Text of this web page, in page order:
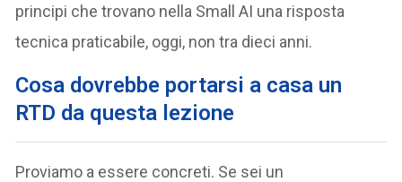
principi che trovano nella Small AI una risposta
tecnica praticabile, oggi, non tra dieci anni.
Cosa dovrebbe portarsi a casa un
RTD da questa lezione
Proviamo a essere concreti. Se sei un